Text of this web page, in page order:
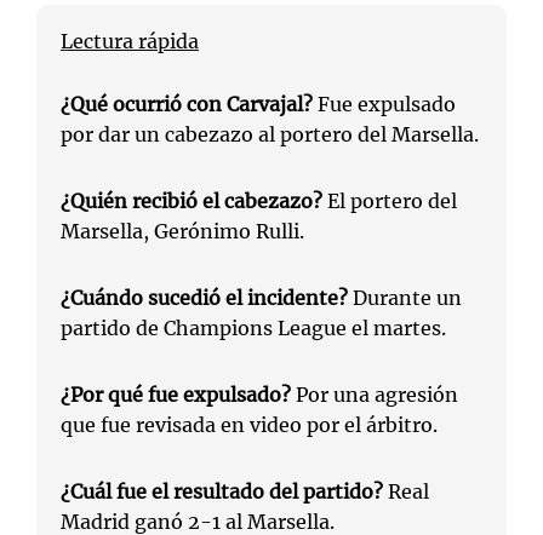
Lectura rápida
¿Qué ocurrió con Carvajal? Fue expulsado
por dar un cabezazo al portero del Marsella.
¿Quién recibió el cabezazo? El portero del
Marsella, Gerónimo Rulli.
¿Cuándo sucedió el incidente? Durante un
partido de Champions League el martes.
¿Por qué fue expulsado? Por una agresión
que fue revisada en video por el árbitro.
¿Cuál fue el resultado del partido? Real
Madrid ganó 2-1 al Marsella.